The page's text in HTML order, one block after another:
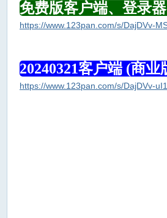
免费版客户端、登录
https://www.123pan.com/s/DajDVv-
20240321客户端 (商
https://www.123pan.com/s/DajDVv-